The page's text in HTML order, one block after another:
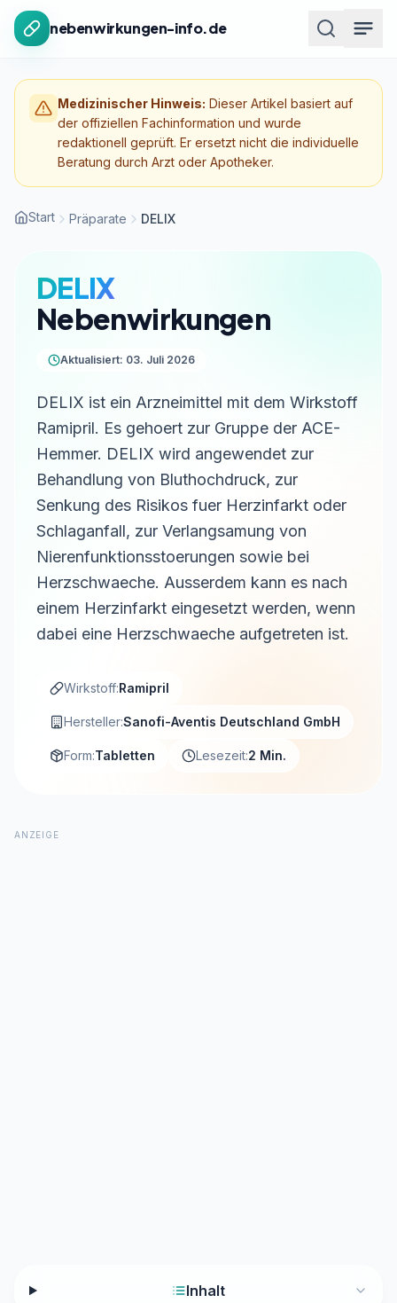
Zum Inhalt springen
nebenwirkungen-info.de
Medizinischer Hinweis: Dieser Artikel basiert auf
der offiziellen Fachinformation und wurde
redaktionell geprüft. Er ersetzt nicht die individuelle
Beratung durch Arzt oder Apotheker.
Start Präparate DELIX
DELIX
Nebenwirkungen
Aktualisiert: 03. Juli 2026
DELIX ist ein Arzneimittel mit dem Wirkstoff
Ramipril. Es gehoert zur Gruppe der ACE-
Hemmer. DELIX wird angewendet zur
Behandlung von Bluthochdruck, zur
Senkung des Risikos fuer Herzinfarkt oder
Schlaganfall, zur Verlangsamung von
Nierenfunktionsstoerungen sowie bei
Herzschwaeche. Ausserdem kann es nach
einem Herzinfarkt eingesetzt werden, wenn
dabei eine Herzschwaeche aufgetreten ist.
Wirkstoff:Ramipril
Hersteller:Sanofi-Aventis Deutschland GmbH
Form:Tabletten Lesezeit:2 Min.
ANZEIGE
Inhalt